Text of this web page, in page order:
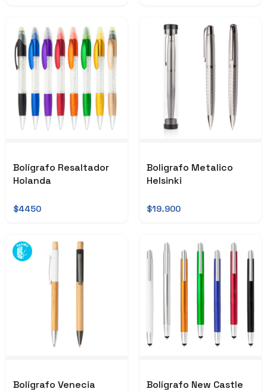
Bolígrafo Resaltador
Holanda
$4450
Boligrafo Metalico
Helsinki
$19.900
Bolígrafo Venecia
Bolígrafo New Castle